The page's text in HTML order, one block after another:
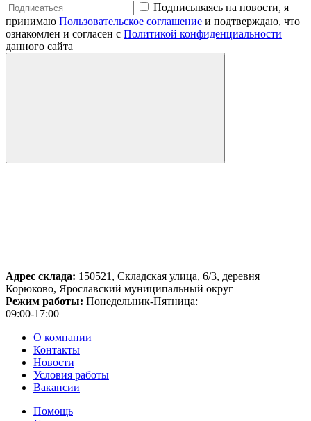
Подписываясь на новости, я
принимаю Пользовательское соглашение и подтверждаю, что
ознакомлен и согласен с Политикой конфиденциальности
данного сайта
Адрес склада: 150521, Складская улица, 6/3, деревня
Корюково, Ярославский муниципальный округ
Режим работы: Понедельник-Пятница:
09:00-17:00
О компании
Контакты
Новости
Условия работы
Вакансии
Помощь